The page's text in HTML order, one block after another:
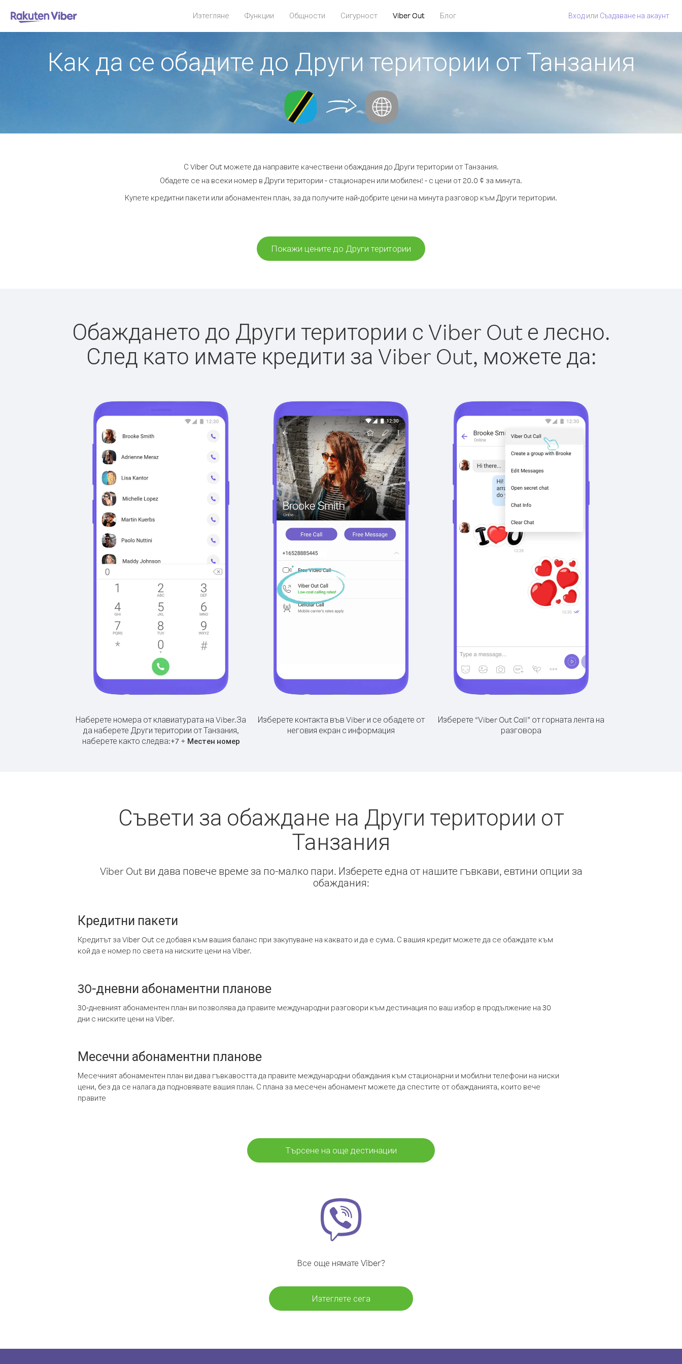
Изтегляне Функции Общности Сигурност Viber Out Блог Вход или Създаване на акаунт
Как да се обадите до Други територии от Танзания
С Viber Out можете да направите качествени обаждания до Други територии от Танзания.
Обадете се на всеки номер в Други територии - стационарен или мобилен! - с цени от 20.0 ¢ за минута.
Купете кредитни пакети или абонаментен план, за да получите най-добрите цени на минута разговор към Други територии.
Покажи цените до Други територии
Обаждането до Други територии с Viber Out е лесно.
След като имате кредити за Viber Out, можете да:
Наберете номера от клавиатурата на Viber.За
да наберете Други територии от Танзания,
наберете както следва:+7+ Местен номер
Изберете контакта във Viber и се обадете от
неговия екран с информация
Изберете “Viber Out Call” от горната лента на
разговора
Съвети за обаждане на Други територии от
Танзания
Viber Out ви дава повече време за по-малко пари. Изберете една от нашите гъвкави, евтини опции за
обаждания:
Кредитни пакети
Кредитът за Viber Out се добавя към вашия баланс при закупуване на каквато и да е сума. С вашия кредит можете да се обаждате към
кой да е номер по света на ниските цени на Viber.
30-дневни абонаментни планове
30-дневният абонаментен план ви позволява да правите международни разговори към дестинация по ваш избор в продължение на 30
дни с ниските цени на Viber.
Месечни абонаментни планове
Месечният абонаментен план ви дава гъвкавостта да правите международни обаждания към стационарни и мобилни телефони на ниски
цени, без да се налага да подновявате вашия план. С плана за месечен абонамент можете да спестите от обажданията, които вече
правите
Търсене на още дестинации
Все още нямате Viber?
Изтеглете сега